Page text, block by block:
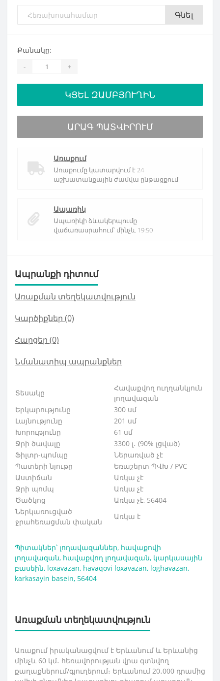
Գնել
Քանակը:
- +
ԿՑԵԼ ԶԱՄԲՅՈՒՂԻՆ
ԱՐԱԳ ՊԱՏՎԻՐՈՒՄ
Առաքում
Առաքումը կատարվում է 24
աշխատանքային ժամվա ընթացքում
Ապառիկ
Ապառիկի ձևակերպումը
վաճառասրահում՝ մինչև 19:50
Ապրանքի դիտում
Առաքման տեղեկատվություն
Կարծիքներ (0)
Հարցեր (0)
Նմանատիպ ապրանքներ
Տեսակը
Հավաքվող ուղղանկյուն
լողավազան
Երկարությունը
300 սմ
Լայնությունը
201 սմ
Խորությունը
61 սմ
Ջրի ծավալը
3300 լ․ (90% լցված)
Ֆիլտր-պոմպը
Ներառված չէ
Պատերի նյութը
Եռաշերտ ՊՎԽ / PVC
Աստիճան
Առկա չէ
Ջրի պոմպ
Առկա չէ
Ծածկոց
Առկա չէ, 56404
Ներկառուցված
ջրահեռացման փական
Առկա է
Պիտակներ՝ լողավազաններ, հավաքովի
լողավազան, հավաքվող լողավազան, կարկասային
բասեին, loxavazan, havaqovi loxavazan, loghavazan,
karkasayin basein, 56404
Առաքման տեղեկատվություն
Առաքում իրականացվում է Երևանում և Երևանից
մինչև 60 կմ․ հեռավորության վրա գտնվող
քաղաքներում/գյուղերում։ Երևանում 20․000 դրամից